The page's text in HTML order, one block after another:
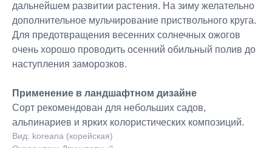
дальнейшем развитии растения. На зиму желательно
дополнительное мульчирование приствольного круга.
Для предотвращения весенних солнечных ожогов
очень хорошо проводить осенний обильный полив до
наступления заморозков.
Применение в ландшафтном дизайне
Сорт рекомендован для небольших садов,
альпинариев и ярких колористических композиций.
Вид: koreana (корейская)